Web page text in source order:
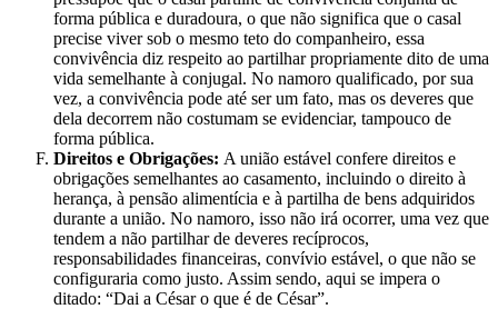
forma pública e duradoura, o que não significa que o casal
precise viver sob o mesmo teto do companheiro, essa
convivência diz respeito ao partilhar propriamente dito de uma
vida semelhante à conjugal. No namoro qualificado, por sua
vez, a convivência pode até ser um fato, mas os deveres que
dela decorrem não costumam se evidenciar, tampouco de
forma pública.
Direitos e Obrigações: A união estável confere direitos e
obrigações semelhantes ao casamento, incluindo o direito à
herança, à pensão alimentícia e à partilha de bens adquiridos
durante a união. No namoro, isso não irá ocorrer, uma vez que
tendem a não partilhar de deveres recíprocos,
responsabilidades financeiras, convívio estável, o que não se
configuraria como justo. Assim sendo, aqui se impera o
ditado: “Dai a César o que é de César”.